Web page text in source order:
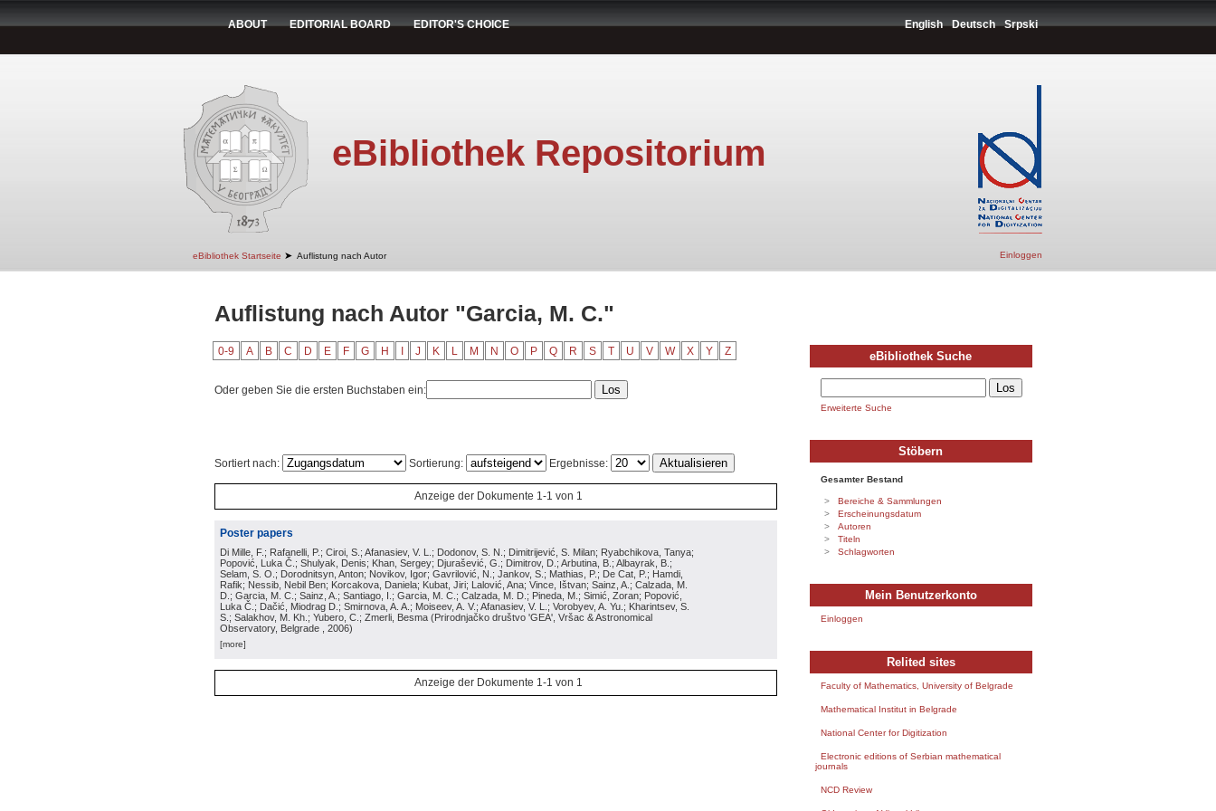
ABOUT EDITORIAL BOARD EDITOR'S CHOICE English Deutsch Srpski
eBibliothek Repositorium
eBibliothek Startseite ➤ Auflistung nach Autor Einloggen
Auflistung nach Autor "Garcia, M. C."
0-9 A B C D E F G H J K L M N O P Q R S T U V W X Y Z
Oder geben Sie die ersten Buchstaben ein:
Sortiert nach: Sortierung: Ergebnisse:
Anzeige der Dokumente 1-1 von 1
Poster papers
Di Mille, F.; Rafanelli, P.; Ciroi, S.; Afanasiev, V. L.; Dodonov, S. N.; Dimitrijević, S. Milan; Ryabchikova, Tanya;
Popović, Luka Č.; Shulyak, Denis; Khan, Sergey; Djurašević, G.; Dimitrov, D.; Arbutina, B.; Albayrak, B.;
Selam, S. O.; Dorodnitsyn, Anton; Novikov, Igor; Gavrilović, N.; Jankov, S.; Mathias, P.; De Cat, P.; Hamdi,
Rafik; Nessib, Nebil Ben; Korcakova, Daniela; Kubat, Jiri; Lalović, Ana; Vince, Ištvan; Sainz, A.; Calzada, M.
D.; Garcia, M. C.; Sainz, A.; Santiago, I.; Garcia, M. C.; Calzada, M. D.; Pineda, M.; Simić, Zoran; Popović,
Luka Č.; Dačić, Miodrag D.; Smirnova, A. A.; Moiseev, A. V.; Afanasiev, V. L.; Vorobyev, A. Yu.; Kharintsev, S.
S.; Salakhov, M. Kh.; Yubero, C.; Zmerli, Besma (Prirodnjačko društvo 'GEA', Vršac & Astronomical
Observatory, Belgrade
, 2006)
[more]
Anzeige der Dokumente 1-1 von 1
eBibliothek Suche
Erweiterte Suche
Stöbern
Gesamter Bestand
Bereiche & Sammlungen
Erscheinungsdatum
Autoren
Titeln
Schlagworten
Mein Benutzerkonto
Einloggen
Relited sites
Faculty of Mathematics, University of Belgrade
Mathematical Institut in Belgrade
National Center for Digitization
Electronic editions of Serbian mathematical
journals
NCD Review